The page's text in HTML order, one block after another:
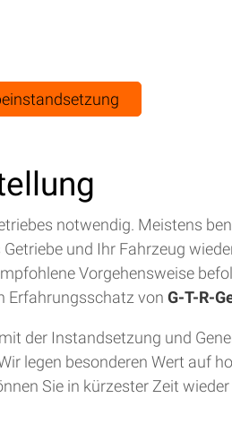
notwendig. Meistens
und Ihr Fahrzeug
Vorgehensweise
Erfahrungsschatz von G-T-R-
der Instandsetzung und
legen besonderen Wert auf
Sie in kürzester Zeit